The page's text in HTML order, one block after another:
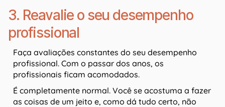
3. Reavalie o seu desempenho
profissional
Faça avaliações constantes do seu desempenho
profissional. Com o passar dos anos, os
profissionais ficam acomodados.
É completamente normal. Você se acostuma a fazer
as coisas de um jeito e, como dá tudo certo, não